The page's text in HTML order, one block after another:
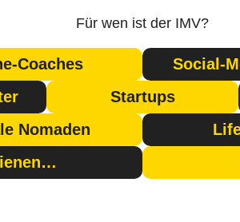
Für wen ist der IMV?
Coaches Social-
Startups
Nomaden